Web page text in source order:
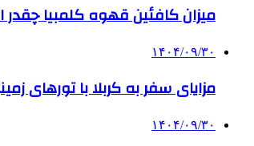
میزان کافئین قهوه کلمبیا
۱۴۰۴/۰۹/۳۰
مزایای سفر به کربلا با تورهای
۱۴۰۴/۰۹/۳۰